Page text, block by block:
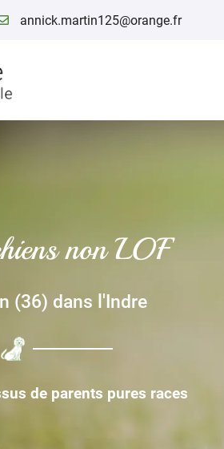
non LOF
(36) dans l'Indre
de parents pures races